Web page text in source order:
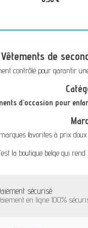
Vêtements de
contrôlé pour garantir
d'occasion pour
favorites à prix
la boutique belge qui
sécurisé
en ligne 100%